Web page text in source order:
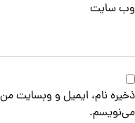
وب‌ سایت
ذخیره نام، ایمیل و وبسایت من
می‌نویسم.